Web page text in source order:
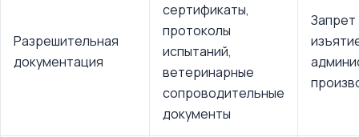
Разрешительная
документация
сертификаты,
протоколы
испытаний,
ветеринарные
сопроводительные
документы
Запрет